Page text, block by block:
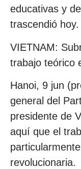
educativas y
trascendió hoy.
VIETNAM:
trabajo teórico
Hanoi, 9 jun
general del
presidente de
aquí que el
revolucionaria.